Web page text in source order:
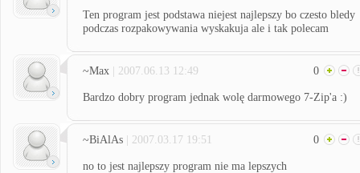
Ten program jest podstawa niejest najlepszy bo czesto bledy
podczas rozpakowywania wyskakuja ale i tak polecam
~Max | 2007.06.13 12:49 0
Bardzo dobry program jednak wolę darmowego 7-Zip'a :)
~BiAlAs | 2007.03.17 19:51 0
no to jest najlepszy program nie ma lepszych